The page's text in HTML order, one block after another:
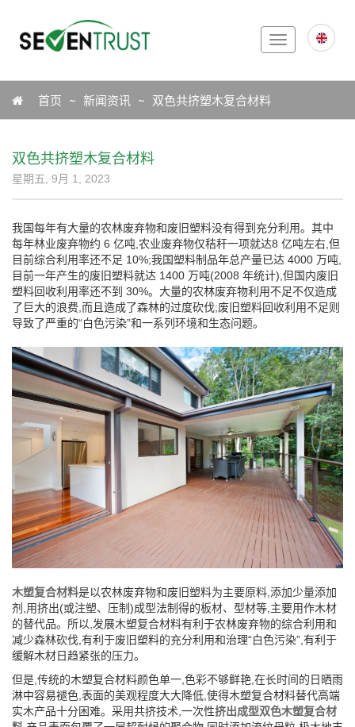
Toggle
navigation
Icon首页 新闻资讯 双色共挤塑木复合材料
双色共挤塑木复合材料
星期五, 9月 1, 2023
我国每年有大量的农林废弃物和废旧塑料没有得到充分利用。其中
每年林业废弃物约 6 亿吨,农业废弃物仅秸秆一项就达8 亿吨左右,但
目前综合利用率还不足 10%;我国塑料制品年总产量已达 4000 万吨,
目前一年产生的废旧塑料就达 1400 万吨(2008 年统计),但国内废旧
塑料回收利用率还不到 30%。大量的农林废弃物利用不足不仅造成
了巨大的浪费,而且造成了森林的过度砍伐;废旧塑料回收利用不足则
导致了严重的“白色污染”和一系列环境和生态问题。
木塑复合材料是以农林废弃物和废旧塑料为主要原料,添加少量添加
剂,用挤出(或注塑、压制)成型法制得的板材、型材等,主要用作木材
的替代品。所以,发展木塑复合材料有利于农林废弃物的综合利用和
减少森林砍伐,有利于废旧塑料的充分利用和治理“白色污染”,有利于
缓解木材日趋紧张的压力。
但是,传统的木塑复合材料颜色单一,色彩不够鲜艳,在长时间的日晒雨
淋中容易褪色,表面的美观程度大大降低,使得木塑复合材料替代高端
实木产品十分困难。采用共挤技术,一次性挤出成型双色木塑复合材